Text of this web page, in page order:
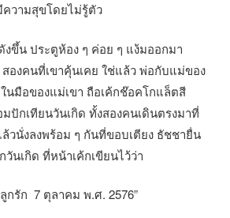
ความสุขโดยไม่รู้ตัว
งขึ้น ประตูห้อง ๆ ค่อย ๆ แง้มออกมา
องคนที่เขาคุ้นเคย ใช่แล้ว พ่อกับแม่ของ
นมือของแม่เขา ถือเค้กช๊อคโกแล็ตสี
ปักเทียนวันเกิด ทั้งสองคนเดินตรงมาที่
วนั่งลงพร้อม ๆ กันที่ขอบเตียง ธัชชายื่น
วันเกิด ที่หน้าเค้กเขียนไว้ว่า
กรัก 7 ตุลาคม พ.ศ. 2576”